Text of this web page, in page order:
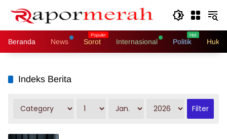
Beranda News Sorot Internasional Politik
Indeks Berita